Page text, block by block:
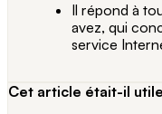
Il répond à
avez, qui
service
Cet article était-il